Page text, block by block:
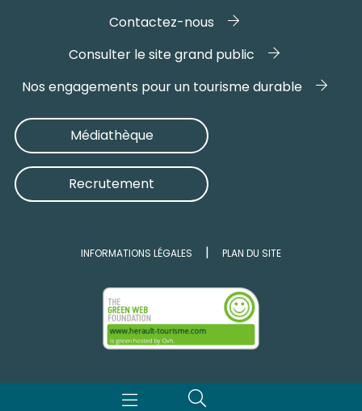
Contactez-nous
Consulter le site grand public
Nos engagements pour un tourisme durable
Médiathèque
Recrutement
INFORMATIONS LÉGALES PLAN DU SITE